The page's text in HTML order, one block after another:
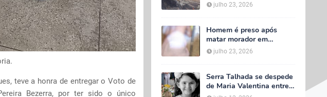
teve a honra de entregar o Voto de
Bezerra, por ter sido o único
deixa sete mortos em
julho 23, 2026
Homem é preso após
matar morador em
situação de rua e espalhar
sal sobre o corpo em
julho 23, 2026
Serra Talhada se despede
de Maria Valentina entre